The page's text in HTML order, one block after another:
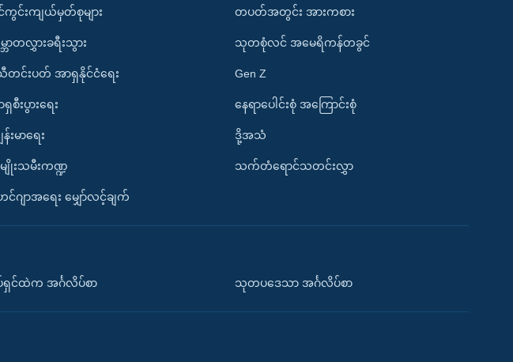
င်ကွင်းကျယ်မှတ်စုများ
ဘာတလွှားခရီးသွား
တင်းပတ် အာရှနိုင်ငံရေး
စီးပွားရေး
းမာရေး
ျိုးသမီးကဏ္ဍ
င်ဂျာအရေး မျှော်လင့်ချက်
တပတ်အတွင်း အားကစား
သုတစုံလင် အမေရိကန်တခွင်
Gen Z
နေရာပေါင်းစုံ အကြောင်းစုံ
ဒို့အသံ
သက်တံရောင်သတင်းလွှာ
ရှင်ထဲက အင်္ဂလိပ်စာ သုတပဒေသာ အင်္ဂလိပ်စာ